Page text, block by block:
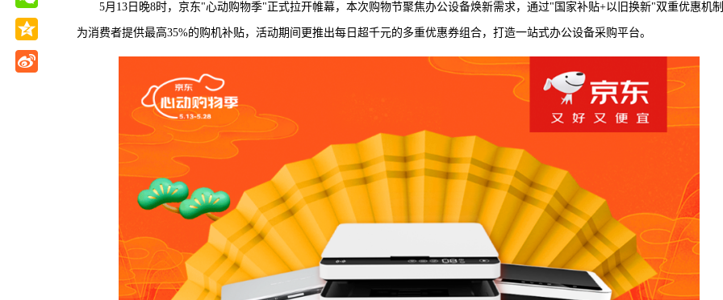
5月13日晚8时，京东"心动购物季"正式拉开帷幕，本次购物节聚焦办公设备焕新需求，通过"国家补贴+以旧换新"双重优惠机制
为消费者提供最高35%的购机补贴，活动期间更推出每日超千元的多重优惠券组合，打造一站式办公设备采购平台。